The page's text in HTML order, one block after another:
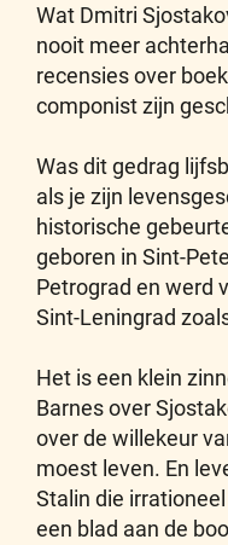
Wat Dmitri
nooit meer
recensies over
componist zijn
Was dit gedrag
als je zijn
historische
geboren in Sint-
Petrograd en werd
Sint-Leningrad
Het is een klein
Barnes over
over de willekeur
moest leven. En
Stalin die
een blad aan de